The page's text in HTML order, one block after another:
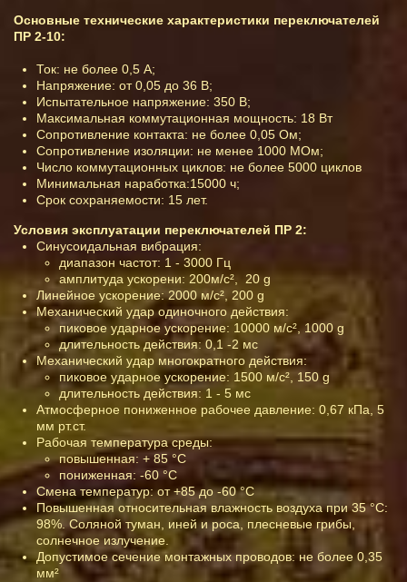
Основные технические характеристики переключателей
ПР 2-10:
Ток: не более 0,5 А;
Напряжение: от 0,05 до 36 В;
Испытательное напряжение: 350 В;
Максимальная коммутационная мощность: 18 Вт
Сопротивление контакта: не более 0,05 Ом;
Сопротивление изоляции: не менее 1000 МОм;
Число коммутационных циклов: не более 5000 циклов
Минимальная наработка:15000 ч;
Срок сохраняемости: 15 лет.
Условия эксплуатации переключателей ПР 2:
Синусоидальная вибрация:
диапазон частот: 1 - 3000 Гц
амплитуда ускорени: 200м/с², 20 g
Линейное ускорение: 2000 м/с², 200 g
Механический удар одиночного действия:
пиковое ударное ускорение: 10000 м/с², 1000 g
длительность действия: 0,1 -2 мс
Механический удар многократного действия:
пиковое ударное ускорение: 1500 м/с², 150 g
длительность действия: 1 - 5 мс
Атмосферное пониженное рабочее давление: 0,67 кПа, 5
мм рт.ст.
Рабочая температура среды:
повышенная: + 85 °С
пониженная: -60 °С
Смена температур: от +85 до -60 °С
Повышенная относительная влажность воздуха при 35 °С:
98%. Соляной туман, иней и роса, плесневые грибы,
солнечное излучение.
Допустимое сечение монтажных проводов: не более 0,35
мм²